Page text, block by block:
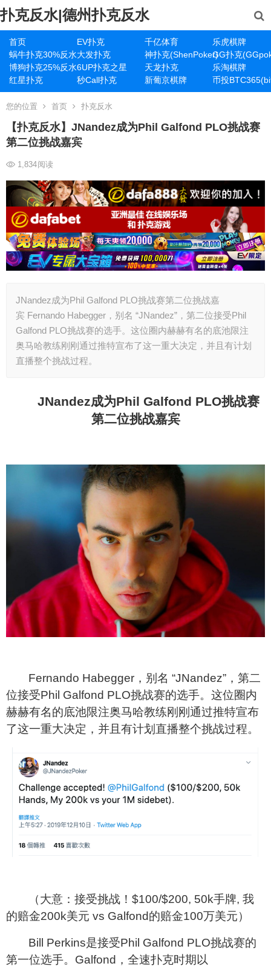
扑克反水|德州扑克反水
首页 EV扑克 千亿体育
乐虎棋牌
蜗牛扑克30%反水大发扑克 神扑克(ShenPoker)GG扑克
博狗扑克25%反水6UP扑克之星 天龙扑克
乐淘棋牌
红星扑克
秒Call扑克 新葡京棋牌 币投
您的位置 首页 扑克反水
【扑克反水】JNandez成为Phil Galfond PLO挑战赛
第二位挑战嘉宾
1,834阅读
JNandez成为Phil Galfond PLO挑战赛第二位挑战嘉
宾 Fernando Habegger，别名 “JNandez”，第二位接受Phil
Galfond PLO挑战赛的选手。这位圈内赫赫有名的底池限注
奥马哈教练刚刚通过推特宣布了这一重大决定，并且有计划
直播整个挑战过程。
JNandez成为Phil Galfond PLO挑战赛
第二位挑战嘉宾
Fernando Habegger ，别名 “JNandez”，第二
位接受Phil Galfond PLO挑战赛的选手。这位圈内
赫赫有名的底池限注奥马哈教练刚刚通过推特宣布
了这一重大决定，并且有计划直播整个挑战过程。
（大意：接受挑战！$100/$200, 50k手牌, 我
的赔金200k美元 vs Galfond的赔金100万美元）
Bill Perkins是接受Phil Galfond PLO挑战赛的
第一位选手。Galfond，全速扑克时期以